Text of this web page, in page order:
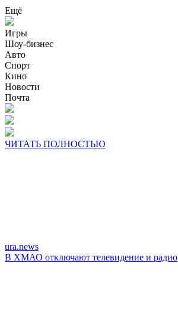
Ещё
Игры
Шоу-бизнес
Авто
Спорт
Кино
Новости
Почта
ЧИТАТЬ ПОЛНОСТЬЮ
ura.news
В ХМАО отключают телевидение и радио